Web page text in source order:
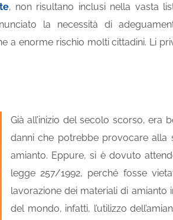
, non risultano inclusi nella vasta
la necessità di
a enorme rischio molti cittadini. Li
Già all’inizio del secolo scorso, era
danni che potrebbe provocare alla
amianto. Eppure, si è dovuto
legge 257/1992, perché fosse
lavorazione dei materiali di amianto
del mondo, infatti, l’utilizzo